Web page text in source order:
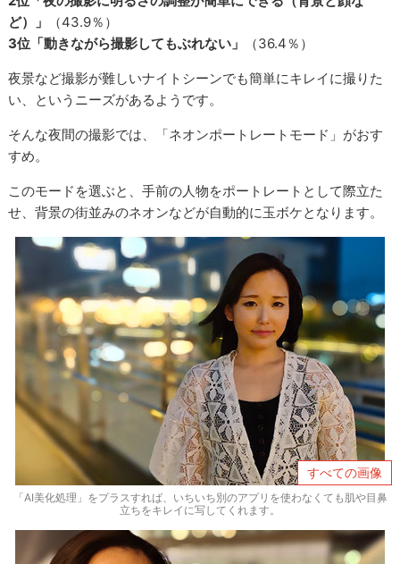
ど）」
（43.9％）
3位「動きながら撮影してもぶれない」
（36.4％）
夜景など撮影が難しいナイトシーンでも簡単にキレイに撮りた
い、というニーズがあるようです。
そんな夜間の撮影では、「ネオンポートレートモード」がおす
すめ。
このモードを選ぶと、手前の人物をポートレートとして際立た
せ、背景の街並みのネオンなどが自動的に玉ボケとなります。
すべての画像
「AI美化処理」をプラスすれば、いちいち別のアプリを使わなくても肌や目鼻
立ちをキレイに写してくれます。